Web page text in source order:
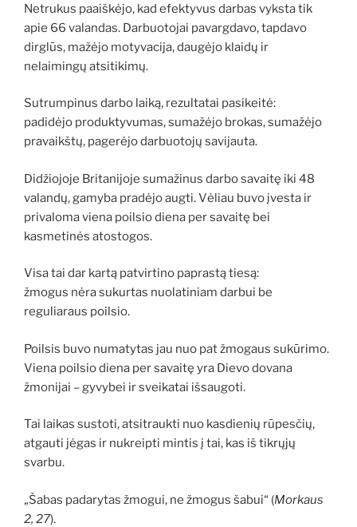
Netrukus paaiškėjo, kad efektyvus darbas vyksta tik
apie 66 valandas. Darbuotojai pavargdavo, tapdavo
dirglūs, mažėjo motyvacija, daugėjo klaidų ir
nelaimingų atsitikimų.
Sutrumpinus darbo laiką, rezultatai pasikeitė:
padidėjo produktyvumas, sumažėjo brokas, sumažėjo
pravaikštų, pagerėjo darbuotojų savijauta.
Didžiojoje Britanijoje sumažinus darbo savaitę iki 48
valandų, gamyba pradėjo augti. Vėliau buvo įvesta ir
privaloma viena poilsio diena per savaitę bei
kasmetinės atostogos.
Visa tai dar kartą patvirtino paprastą tiesą:
žmogus nėra sukurtas nuolatiniam darbui be
reguliaraus poilsio.
Poilsis buvo numatytas jau nuo pat žmogaus sukūrimo.
Viena poilsio diena per savaitę yra Dievo dovana
žmonijai – gyvybei ir sveikatai išsaugoti.
Tai laikas sustoti, atsitraukti nuo kasdienių rūpesčių,
atgauti jėgas ir nukreipti mintis į tai, kas iš tikrųjų
svarbu.
„Šabas padarytas žmogui, ne žmogus šabui“ (Morkaus
2, 27).